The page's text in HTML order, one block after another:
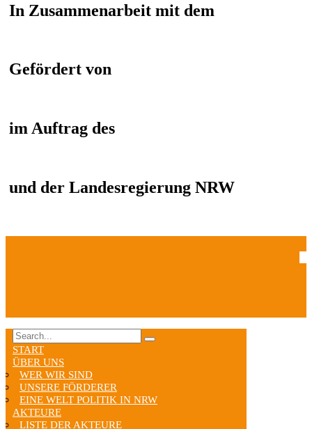
In Zusammenarbeit mit dem
Gefördert von
im Auftrag des
und der Landesregierung NRW
START
ÜBER UNS
WER WIR SIND
UNSERE FÖRDERER
EINE WELT POLITIK IN NRW
AKTEURE
LISTE DER AKTEURE